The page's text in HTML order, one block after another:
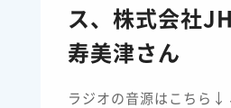
ス、株式会社
寿美津さん
ラジオの音源はこちら